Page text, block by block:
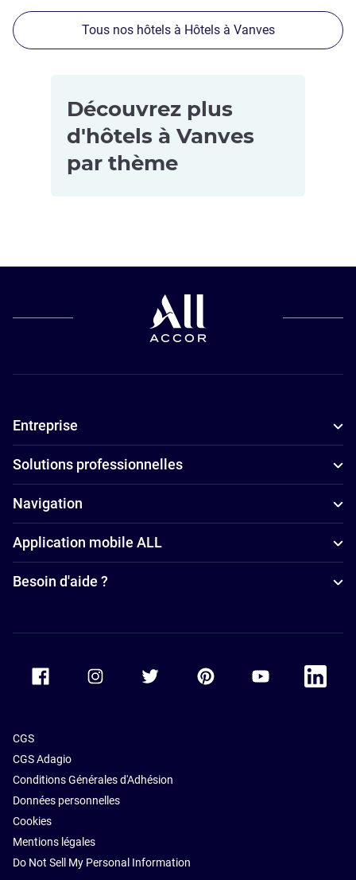
Tous nos hôtels à Hôtels à Vanves
Découvrez plus
d'hôtels à Vanves
par thème
Entreprise
Solutions professionnelles
Navigation
Application mobile ALL
Besoin d'aide ?
Accor Facebook Accor TwitterAccor PinterestAccor Youtube
Accor
CGS
CGS Adagio
Conditions Générales d'Adhésion
Données personnelles
Cookies
Mentions légales
Do Not Sell My Personal Information